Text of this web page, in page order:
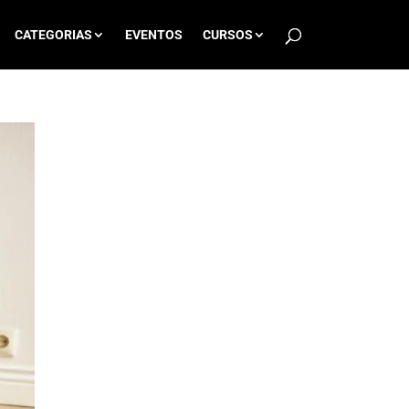
CATEGORIAS EVENTOS CURSOS